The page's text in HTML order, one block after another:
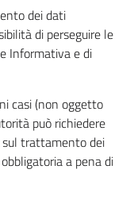
dei dati
di perseguire le
Informativa e di
casi (non oggetto
può richiedere
trattamento dei
a pena di